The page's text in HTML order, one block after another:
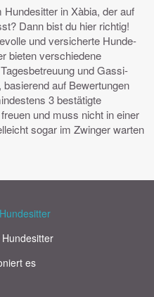
in Xàbia, der auf
Dann bist du hier richtig!
und versicherte Hunde-
bieten verschiedene
und Gassi-
auf Bewertungen
3 bestätigte
und muss nicht in einer
sogar im Zwinger warten
es